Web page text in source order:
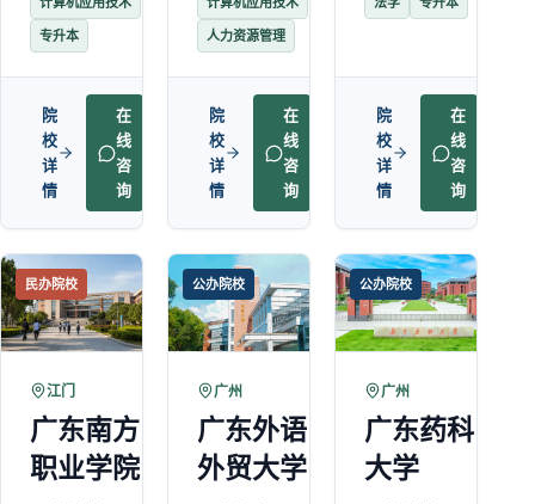
专升本
院
校
详
情
在
线
咨
询
人力资源管理
院
校
详
情
在
线
咨
询
院
校
详
情
在
线
咨
询
民办院校
江门
广东南方
职业学院
公办院校
广州
广东外语
外贸大学
公办院校
广州
广东药科
大学